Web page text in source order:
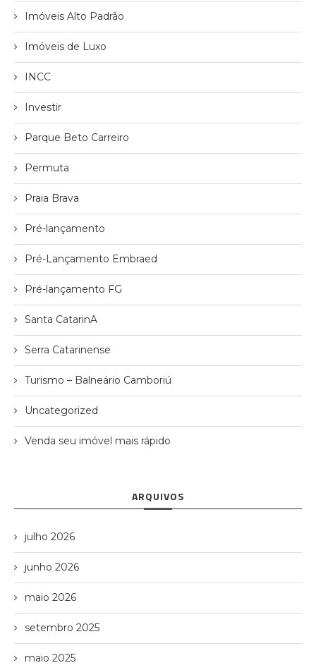
Imóveis Alto Padrão
Imóveis de Luxo
INCC
Investir
Parque Beto Carreiro
Permuta
Praia Brava
Pré-lançamento
Pré-Lançamento Embraed
Pré-lançamento FG
Santa CatarinA
Serra Catarinense
Turismo – Balneário Camboriú
Uncategorized
Venda seu imóvel mais rápido
ARQUIVOS
julho 2026
junho 2026
maio 2026
setembro 2025
maio 2025